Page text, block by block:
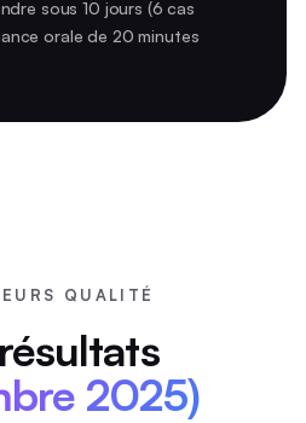
sous 10 jours (6 cas
orale de 20 minutes
QUALITÉ
2025)